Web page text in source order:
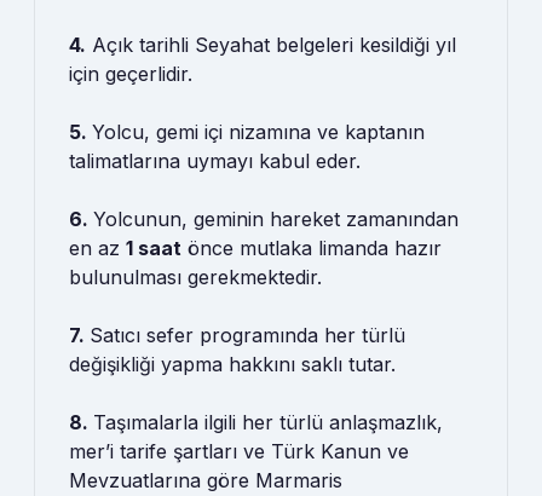
4. Açık tarihli Seyahat belgeleri kesildiği yıl
için geçerlidir.
5. Yolcu, gemi içi nizamına ve kaptanın
talimatlarına uymayı kabul eder.
6. Yolcunun, geminin hareket zamanından
en az 1 saat önce mutlaka limanda hazır
bulunulması gerekmektedir.
7. Satıcı sefer programında her türlü
değişikliği yapma hakkını saklı tutar.
8. Taşımalarla ilgili her türlü anlaşmazlık,
mer’i tarife şartları ve Türk Kanun ve
Mevzuatlarına göre Marmaris